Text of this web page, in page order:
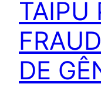
TAIPU
DE